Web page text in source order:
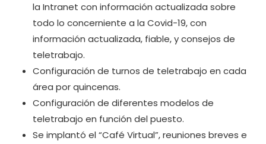
la Intranet con información actualizada sobre
todo lo concerniente a la Covid-19, con
información actualizada, fiable, y consejos de
teletrabajo.
Configuración de turnos de teletrabajo en cada
área por quincenas.
Configuración de diferentes modelos de
teletrabajo en función del puesto.
Se implantó el “Café Virtual”, reuniones breves e